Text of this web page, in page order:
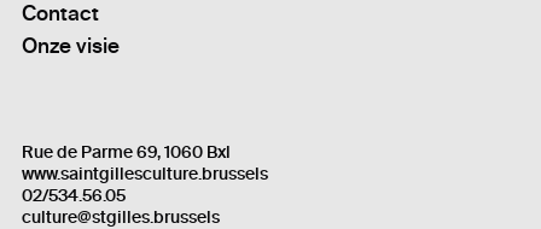
Contact
Onze visie
Rue de Parme 69, 1060 Bxl
www.saintgillesculture.brussels
02/534.56.05
culture@stgilles.brussels